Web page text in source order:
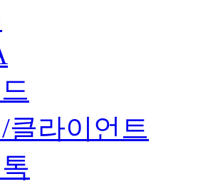
클라이언트